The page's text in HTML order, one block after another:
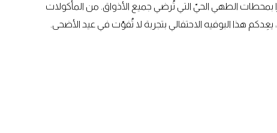
بمحطات الطهي الحيّ التي تُرضي جميع الأذواق. من المأكولات
هذا البوفيه الاحتفالي بتجربة لا تُفوّت في عيد الأضحى.